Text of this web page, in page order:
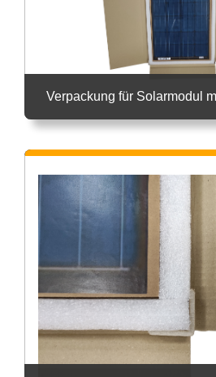
Verpackung für Solarmodul